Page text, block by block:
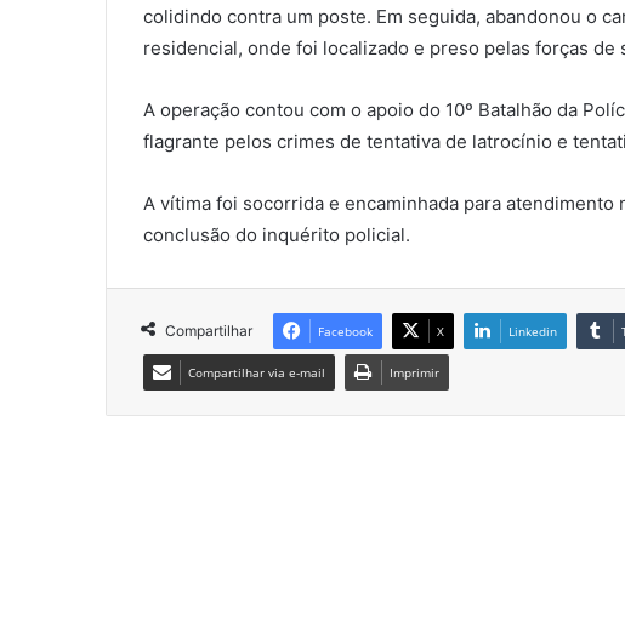
colidindo contra um poste. Em seguida, abandonou o
residencial, onde foi localizado e preso pelas forças de
A operação contou com o apoio do 10º Batalhão da
flagrante pelos crimes de tentativa de latrocínio e
A vítima foi socorrida e encaminhada para atendimento
conclusão do inquérito policial.
Compartilhar Facebook X Linkedin
Compartilhar via e-mail Imprimir